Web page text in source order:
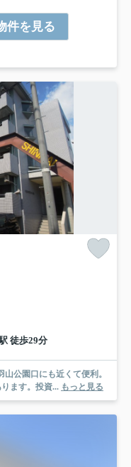
件を見る
徒歩29分
公園口にも近くて便利。
ます。投資... もっと見る